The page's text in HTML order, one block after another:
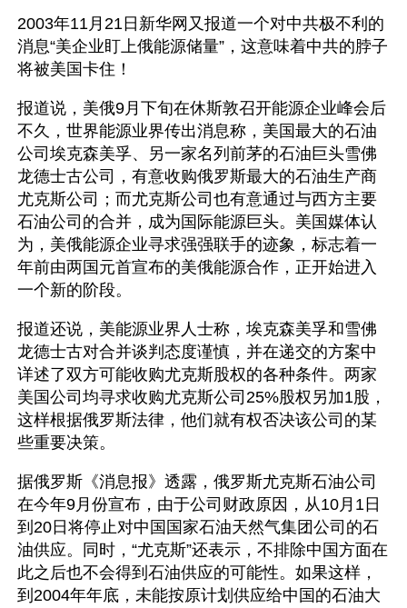
2003年11月21日新华网又报道一个对中共极不利的
消息“美企业盯上俄能源储量”，这意味着中共的脖子
将被美国卡住！
报道说，美俄9月下旬在休斯敦召开能源企业峰会后
不久，世界能源业界传出消息称，美国最大的石油
公司埃克森美孚、另一家名列前茅的石油巨头雪佛
龙德士古公司，有意收购俄罗斯最大的石油生产商
尤克斯公司；而尤克斯公司也有意通过与西方主要
石油公司的合并，成为国际能源巨头。美国媒体认
为，美俄能源企业寻求强强联手的迹象，标志着一
年前由两国元首宣布的美俄能源合作，正开始进入
一个新的阶段。
报道还说，美能源业界人士称，埃克森美孚和雪佛
龙德士古对合并谈判态度谨慎，并在递交的方案中
详述了双方可能收购尤克斯股权的各种条件。两家
美国公司均寻求收购尤克斯公司25%股权另加1股，
这样根据俄罗斯法律，他们就有权否决该公司的某
些重要决策。
据俄罗斯《消息报》透露，俄罗斯尤克斯石油公司
在今年9月份宣布，由于公司财政原因，从10月1日
到20日将停止对中国国家石油天然气集团公司的石
油供应。同时，“尤克斯”还表示，不排除中国方面在
此之后也不会得到石油供应的可能性。如果这样，
到2004年年底，未能按原计划供应给中国的石油大